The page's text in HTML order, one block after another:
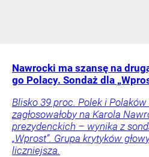
Nawrocki ma szansę na
go Polacy. Sondaż dla
Blisko 39 proc. Polek i
zagłosowałoby na Karola
prezydenckich – wynika z
„Wprost”. Grupa krytyków
liczniejsza.